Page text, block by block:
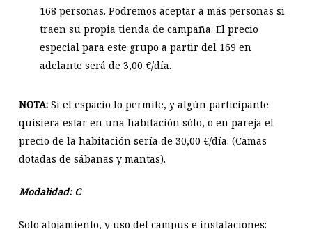
168 personas. Podremos aceptar a más personas si
traen su propia tienda de campaña. El precio
especial para este grupo a partir del 169 en
adelante será de 3,00 €/día.
NOTA: Si el espacio lo permite, y algún participante
quisiera estar en una habitación sólo, o en pareja el
precio de la habitación sería de 30,00 €/día. (Camas
dotadas de sábanas y mantas).
Modalidad: C
Solo alojamiento, y uso del campus e instalaciones: